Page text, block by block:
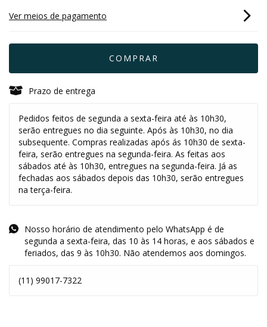
Ver meios de pagamento
Prazo de entrega
Pedidos feitos de segunda a sexta-feira até às 10h30,
serão entregues no dia seguinte. Após às 10h30, no dia
subsequente. Compras realizadas após ás 10h30 de sexta-
feira, serão entregues na segunda-feira. As feitas aos
sábados até às 10h30, entregues na segunda-feira. Já as
fechadas aos sábados depois das 10h30, serão entregues
na terça-feira.
Nosso horário de atendimento pelo WhatsApp é de
segunda a sexta-feira, das 10 às 14 horas, e aos sábados e
feriados, das 9 às 10h30. Não atendemos aos domingos.
(11) 99017-7322